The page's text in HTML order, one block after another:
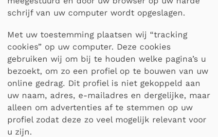
schrijf van uw computer wordt opgeslagen.
Met uw toestemming plaatsen wij “tracking
cookies” op uw computer. Deze cookies
gebruiken wij om bij te houden welke pagina’s u
bezoekt, om zo een profiel op te bouwen van uw
online gedrag. Dit profiel is niet gekoppeld aan
uw naam, adres, e-mailadres en dergelijke, maar
alleen om advertenties af te stemmen op uw
profiel zodat deze zo veel mogelijk relevant voor
u zijn.